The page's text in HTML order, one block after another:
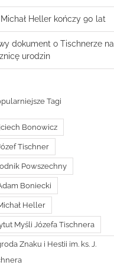
Michał Heller kończy 90 lat
dokument o Tischnerze na
urodzin
Tagi
Bonowicz
Tischner
Powszechny
Boniecki
Heller
Myśli Józefa Tischnera
Znaku i Hestii im. ks. J.